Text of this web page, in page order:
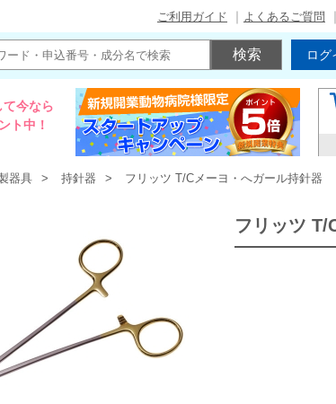
ご利用ガイド よくあるご質問
ログ
今なら
ト中！
器具 持針器 フリッツ T/Cメーヨ・へガール持針器
フリッツ T/